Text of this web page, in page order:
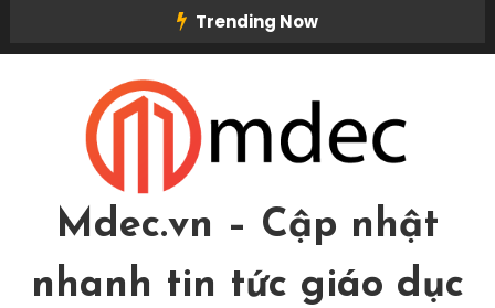
Trending Now
Mdec.vn – Cập nhật
nhanh tin tức giáo dục